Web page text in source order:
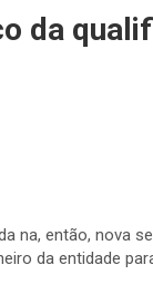
da
na, então, nova
da entidade